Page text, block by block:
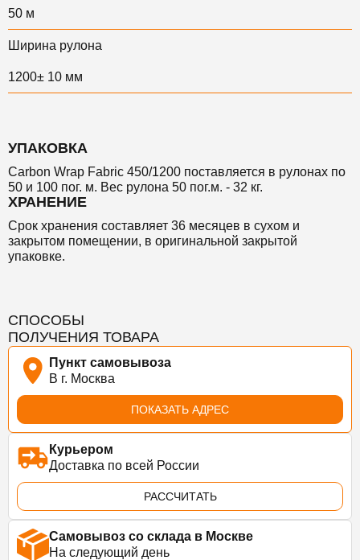
50 м
Ширина рулона
1200± 10 мм
УПАКОВКА
Carbon Wrap Fabric 450/1200 поставляется в рулонах по
50 и 100 пог. м. Вес рулона 50 пог.м. - 32 кг.
ХРАНЕНИЕ
Срок хранения составляет 36 месяцев в сухом и
закрытом помещении, в оригинальной закрытой
упаковке.
СПОСОБЫ
ПОЛУЧЕНИЯ ТОВАРА
Пункт самовывоза
В г. Москва
ПОКАЗАТЬ АДРЕС
Курьером
Доставка по всей России
РАССЧИТАТЬ
Самовывоз со склада в Москве
На следующий день